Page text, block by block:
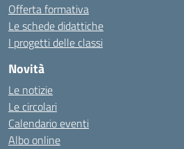
Offerta formativa
Le schede didattiche
I progetti delle classi
Novità
Le notizie
Le circolari
Calendario eventi
Albo online